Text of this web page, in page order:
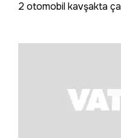
2 otomobil kavşakta